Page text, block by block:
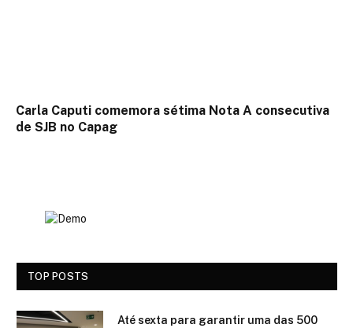
Carla Caputi comemora sétima Nota A consecutiva
de SJB no Capag
TOP POSTS
Até sexta para garantir uma das 500